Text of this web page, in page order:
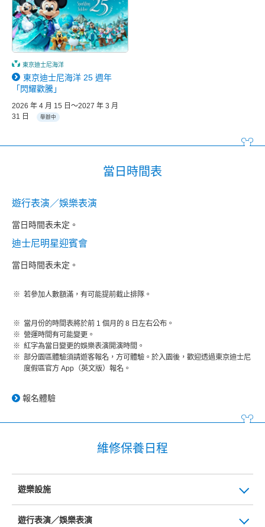
東京迪士尼海洋
東京迪士尼海洋 25 週年
「閃耀歡騰」
2026 年 4 月 15 日～2027 年 3 月
31 日
舉辦中
當日時間表
遊行表演／娛樂表演
當日時間表未定。
迪士尼明星迎賓會
當日時間表未定。
若參加人數額滿，有可能提前截止排隊。
當月份的時間表將於前 1 個月的 8 日左右公布。
營運時間有可能變更。
紅字為當日變更的娛樂表演開演時間。
部分園區體驗須請遊客報名，方可體驗。於入園後，歡迎透過東京迪士尼
度假區官方 App（英文版）報名。
報名體驗
維修保養日程
遊樂設施
遊行表演／娛樂表演